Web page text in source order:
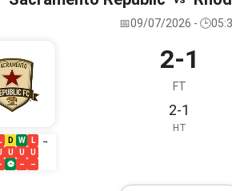
📅09/07/2026 -
D
U
⚽
W
U
–
L
U
–
→
2-1
FT
2-1
HT